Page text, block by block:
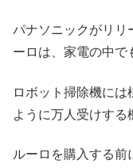
パナソニックがリリ
ーロは、家電の中で
ロボット掃除機に
ように万人受けする
ルーロを購入する前